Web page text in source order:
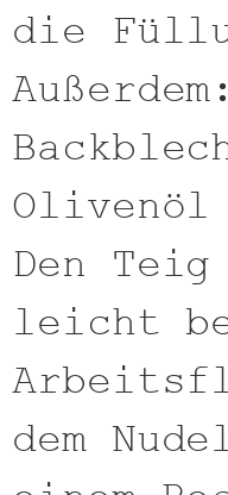
die
Den
leicht
dem